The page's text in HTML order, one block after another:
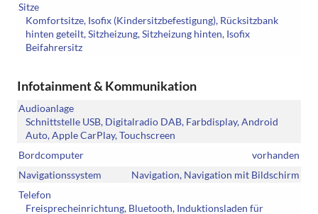
Sitze
Komfortsitze, Isofix (Kindersitzbefestigung), Rücksitzbank
hinten geteilt, Sitzheizung, Sitzheizung hinten, Isofix
Beifahrersitz
Infotainment & Kommunikation
Audioanlage
Schnittstelle USB, Digitalradio DAB, Farbdisplay, Android
Auto, Apple CarPlay, Touchscreen
Bordcomputer
vorhanden
Navigationssystem
Navigation, Navigation mit Bildschirm
Telefon
Freisprecheinrichtung, Bluetooth, Induktionsladen für